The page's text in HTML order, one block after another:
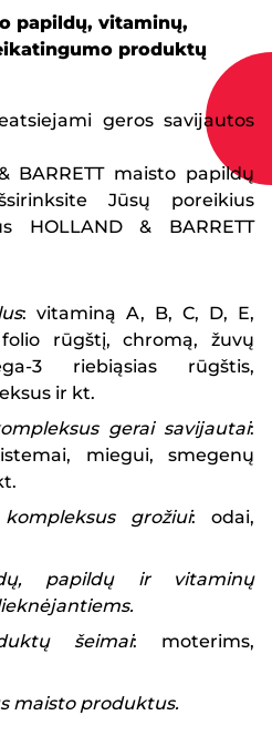
papildų, vitaminų,
produktų
geros savijautos
BARRETT maisto papildų
Jūsų poreikius
HOLLAND & BARRETT
: vitaminą A, B, C, D, E,
rūgštį, chromą, žuvų
3 riebiąsias rūgštis,
ir kt.
gerai savijautai:
miegui, smegenų
grožiui: odai,
papildų ir vitaminų
šeimai: moterims,
maisto produktus.